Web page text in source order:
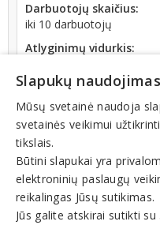
Darbuotojų skaičius:
iki 10 darbuotojų
Atlyginimų vidurkis:
SoDra įmokų suma:
2 450,26 € (2026 m. 06
Apyvarta:
812 697 €, pelnas po
Slapukų naudojimas
Mūsų svetainė naudoja
svetainės veikimui
tikslais.
Būtini slapukai yra
elektroninių paslaugų
reikalingas Jūsų sutikimas.
Jūs galite atskirai sutikti